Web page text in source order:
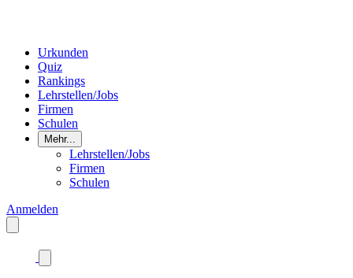
Urkunden
Quiz
Rankings
Lehrstellen/Jobs
Firmen
Schulen
Mehr...
Lehrstellen/Jobs
Firmen
Schulen
Anmelden